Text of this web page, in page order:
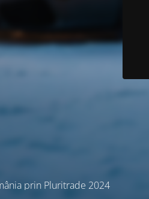
prin Pluritrade 2024